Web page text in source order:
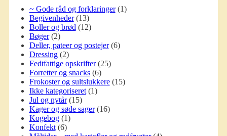
~ Gode råd og forklaringer(1)
Begivenheder(13)
Boller og brød (12)
Bøger(2)
Deller, pateer og postejer(6)
Dressing(2)
Fedtfattige opskrifter(25)
Forretter og snacks(6)
Frokoster og sultslukkere(15)
Ikke kategoriseret(1)
Jul og nytår(15)
Kager og søde sager(16)
Kogebog(1)
Konfekt(6)